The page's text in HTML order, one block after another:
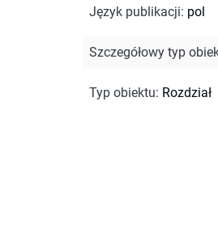
Język publikacji: pol
Szczegółowy typ
Typ obiektu: Rozdział